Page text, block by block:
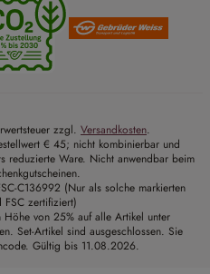
zzgl. Versandkosten.
€ 45; nicht kombinierbar und
reduzierte Ware. Nicht anwendbar beim
C136992 (Nur als solche markierten
FSC zertifiziert)
Höhe von 25% auf alle Artikel unter
Set-Artikel sind ausgeschlossen. Sie
Gültig bis 11.08.2026.